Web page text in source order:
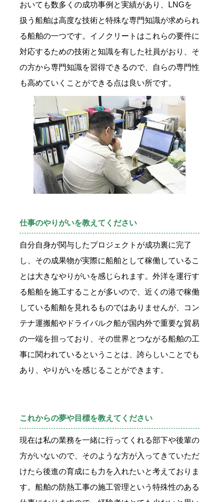
おいても数多くの成功事例と実績があり、LNGを
扱う船舶は高度な技術と特殊な専門知識が求められ
る船舶の一つです。イノクリートはこれらの要件に
対応するための技術と知識を有した社員がおり、そ
の方から専門知識を習得できるので、自らの専門性
も高めていくことができる点は良い所です。
仕事のやりがいを教えてください
自分自身が関与したプロジェクトが成功裏に完了
し、その成果物が実際に船舶として稼働しているこ
とは大きなやりがいを感じられます。外洋を運行す
る船舶を施工することが多いので、近くの港で稼働
している船舶を見れるものではありませんが、コン
テナ運搬船やドライバルク船が国内外で重要な貿易
の一端を担っており、その世界とつながる船舶の工
事に関われているということは、誇らしいことでも
あり、やりがいを感じることができます。
これからの夢や目標を教えてください
現在は私の業務を一緒に行ってくれる部下や後輩の
方がいないので、そのような方が入ってきていただ
けたら後進の育成にも力を入れたいと考えておりま
す。船舶の防熱工事の施工管理という特殊性のある